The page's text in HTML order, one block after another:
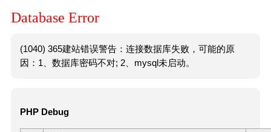
Database Error
(1040) 365建站错误警告：连接数据库失败，可能的原
因：1、数据库密码不对; 2、mysql未启动。
PHP Debug